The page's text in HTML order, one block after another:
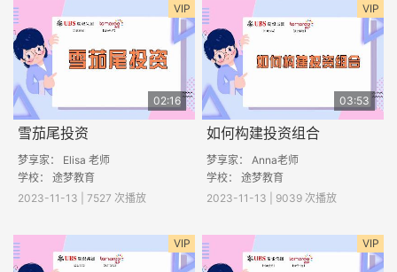
VIP
02:16
雪茄尾投资
梦享家： Elisa 老师
学校： 途梦教育
2023-11-13 | 7527 次播放
VIP
03:53
如何构建投资组合
梦享家： Anna老师
学校： 途梦教育
2023-11-13 | 9039 次播放
VIP VIP